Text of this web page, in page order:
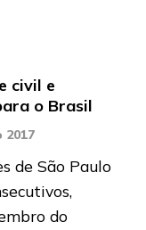
civil e
o Brasil
2017
de São Paulo
do